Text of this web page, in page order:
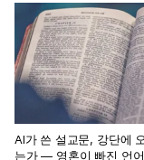
AI가 쓴 설교문, 강단에
는가 — 영혼이 빠진 언